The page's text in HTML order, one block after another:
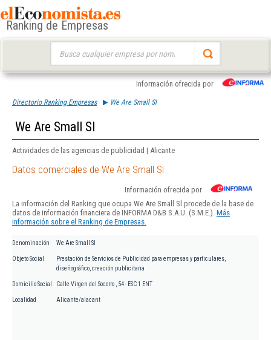
Ranking de Empresas
Información ofrecida por
Directorio Ranking Empresas We Are Small Sl
We Are Small Sl
Actividades de las agencias de publicidad | Alicante
Datos comerciales de We Are Small Sl
Información ofrecida por
La información del Ranking que ocupa We Are Small Sl procede de la base de
datos de información financiera de INFORMA D&B S.A.U. (S.M.E.). Más
información sobre el Ranking de Empresas.
Denominación We Are Small Sl
Objeto Social
Prestación de Servicios de Publicidad para empresas y particulares,
diseñográfico, creación publicitaria
Domicilio Social Calle Virgen del Socorro , 54 - ESC 1 ENT
Localidad Alicante/alacant